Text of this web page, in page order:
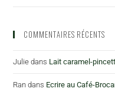
COMMENTAIRES RÉCENTS
Julie dans Lait caramel-
Ran dans Ecrire au Café-